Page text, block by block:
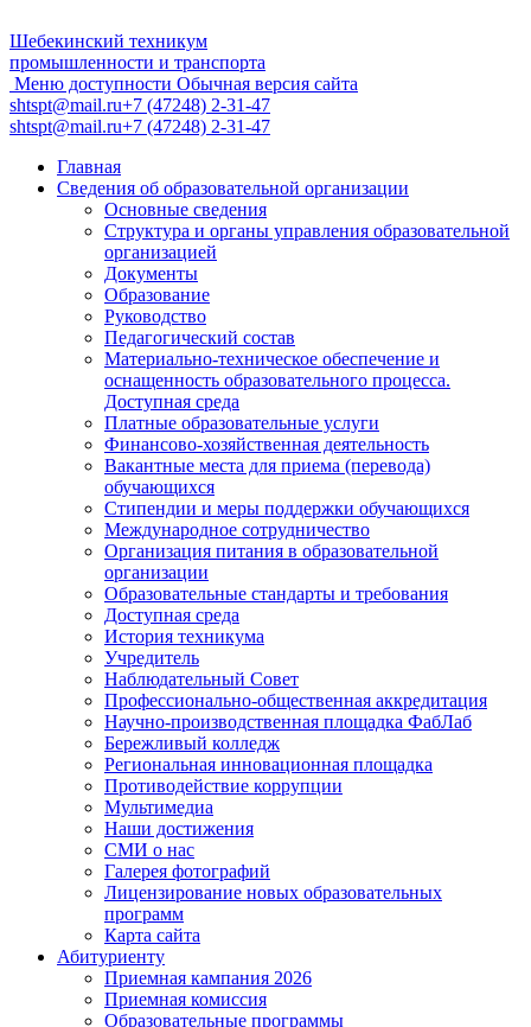
Шебекинский техникум
промышленности и транспорта
Меню доступности Обычная версия сайта
shtspt@mail.ru+7 (47248) 2-31-47
shtspt@mail.ru+7 (47248) 2-31-47
Главная
Сведения об образовательной организации
Основные сведения
Структура и органы управления образовательной
организацией
Документы
Образование
Руководство
Педагогический состав
Материально-техническое обеспечение и
оснащенность образовательного процесса.
Доступная среда
Платные образовательные услуги
Финансово-хозяйственная деятельность
Вакантные места для приема (перевода)
обучающихся
Стипендии и меры поддержки обучающихся
Международное сотрудничество
Организация питания в образовательной
организации
Образовательные стандарты и требования
Доступная среда
История техникума
Учредитель
Наблюдательный Совет
Профессионально-общественная аккредитация
Научно-производственная площадка ФабЛаб
Бережливый колледж
Региональная инновационная площадка
Противодействие коррупции
Мультимедиа
Наши достижения
СМИ о нас
Галерея фотографий
Лицензирование новых образовательных
программ
Карта сайта
Абитуриенту
Приемная кампания 2026
Приемная комиссия
Образовательные программы